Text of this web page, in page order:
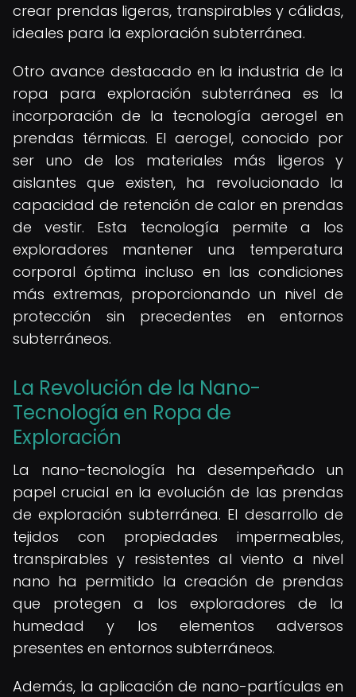
crear prendas ligeras, transpirables y cálidas,
ideales para la exploración subterránea.
Otro avance destacado en la industria de la
ropa para exploración subterránea es la
incorporación de la tecnología aerogel en
prendas térmicas. El aerogel, conocido por
ser uno de los materiales más ligeros y
aislantes que existen, ha revolucionado la
capacidad de retención de calor en prendas
de vestir. Esta tecnología permite a los
exploradores mantener una temperatura
corporal óptima incluso en las condiciones
más extremas, proporcionando un nivel de
protección sin precedentes en entornos
subterráneos.
La Revolución de la Nano-
Tecnología en Ropa de
Exploración
La nano-tecnología ha desempeñado un
papel crucial en la evolución de las prendas
de exploración subterránea. El desarrollo de
tejidos con propiedades impermeables,
transpirables y resistentes al viento a nivel
nano ha permitido la creación de prendas
que protegen a los exploradores de la
humedad y los elementos adversos
presentes en entornos subterráneos.
Además, la aplicación de nano-partículas en